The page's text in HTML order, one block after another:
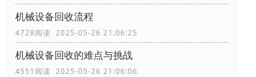
机械设备回收流程
4728阅读 2025-05-26 21:06:25
机械设备回收的难点与挑战
4551阅读 2025-05-26 21:06:06